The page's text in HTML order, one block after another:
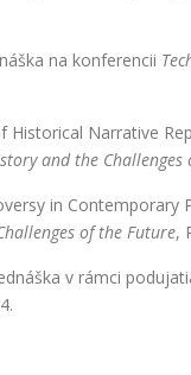
na konferencii
Narrative
and the Challenges
in Contemporary
of the Future,
v rámci